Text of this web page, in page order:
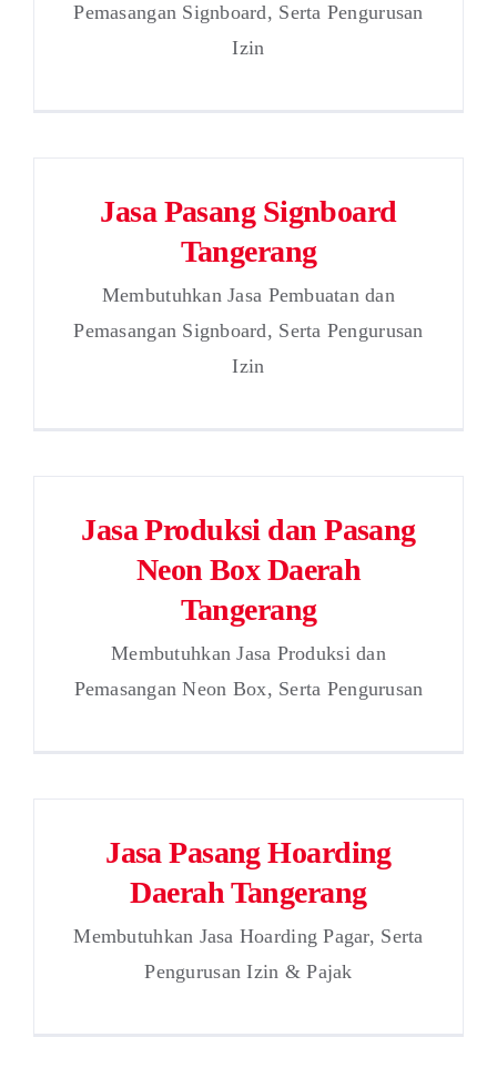
Pemasangan Signboard, Serta Pengurusan
Izin
Jasa Pasang Signboard
Tangerang
Membutuhkan Jasa Pembuatan dan
Pemasangan Signboard, Serta Pengurusan
Izin
Jasa Produksi dan Pasang
Neon Box Daerah
Tangerang
Membutuhkan Jasa Produksi dan
Pemasangan Neon Box, Serta Pengurusan
Jasa Pasang Hoarding
Daerah Tangerang
Membutuhkan Jasa Hoarding Pagar, Serta
Pengurusan Izin & Pajak